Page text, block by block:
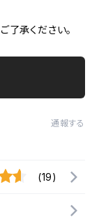
了承ください。
通報する
(19)